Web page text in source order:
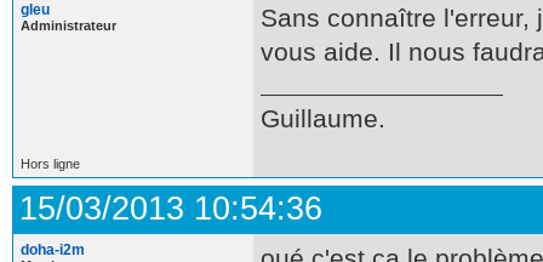
gleu
Administrateur
Sans connaître l'erreur,
vous aide. Il nous
Guillaume.
Hors ligne
15/03/2013 10:54:36
doha-i2m